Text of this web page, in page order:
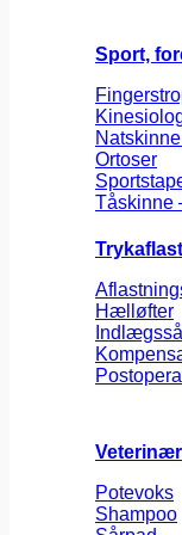
Sport,
Ortoser
Tåskinne
Hælløfter
Veterinær
Potevoks
Shampoo